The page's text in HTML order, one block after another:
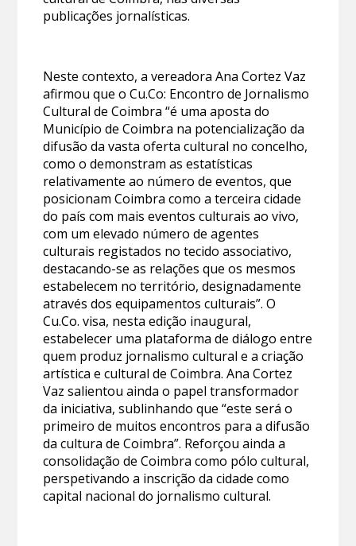
publicações jornalísticas.
Neste contexto, a vereadora Ana Cortez Vaz
afirmou que o Cu.Co: Encontro de Jornalismo
Cultural de Coimbra “é uma aposta do
Município de Coimbra na potencialização da
difusão da vasta oferta cultural no concelho,
como o demonstram as estatísticas
relativamente ao número de eventos, que
posicionam Coimbra como a terceira cidade
do país com mais eventos culturais ao vivo,
com um elevado número de agentes
culturais registados no tecido associativo,
destacando-se as relações que os mesmos
estabelecem no território, designadamente
através dos equipamentos culturais”. O
Cu.Co. visa, nesta edição inaugural,
estabelecer uma plataforma de diálogo entre
quem produz jornalismo cultural e a criação
artística e cultural de Coimbra. Ana Cortez
Vaz salientou ainda o papel transformador
da iniciativa, sublinhando que “este será o
primeiro de muitos encontros para a difusão
da cultura de Coimbra”. Reforçou ainda a
consolidação de Coimbra como pólo cultural,
perspetivando a inscrição da cidade como
capital nacional do jornalismo cultural.